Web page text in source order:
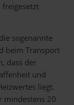
freigesetzt
sogenannte
beim Transport
dass der
und
liegt.
mindestens 20